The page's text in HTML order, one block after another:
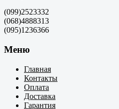
(099)2523332
(068)4888313
(095)1236366
Меню
Главная
Контакты
Оплата
Доставка
Гарантия